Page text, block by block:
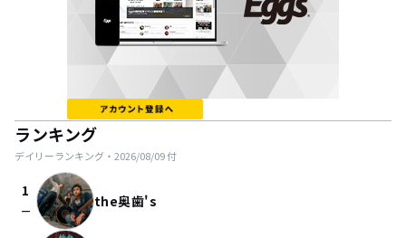
ランキング
デイリーランキング・ 2026/08/09付
1
check_indeterminate_small the奥歯's